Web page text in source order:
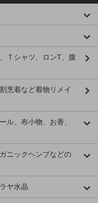
Ｔシャツ、ロンT、腹
烹着など着物リメイ
ル、布小物、お香、
ニックヘンプなどの
ヤ水晶